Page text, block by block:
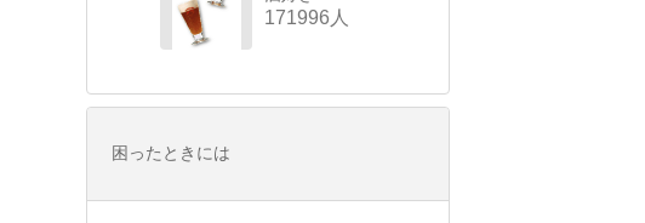
171996人
困ったときには